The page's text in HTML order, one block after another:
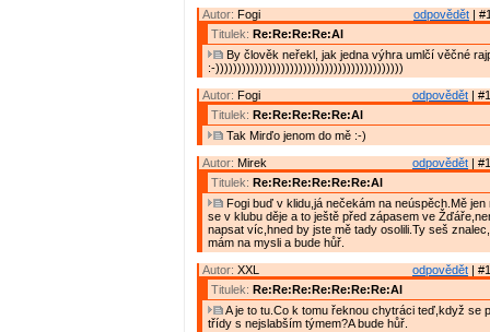
odpovědět |
Autor: Fogi
Titulek: Re:Re:Re:Re:Al
By člověk neřekl, jak jedna výhra umlčí věčné
:-)))))))))))))))))))))))))))))))))))))))))))
odpovědět |
Autor: Fogi
Titulek: Re:Re:Re:Re:Re:Al
Tak Mirďo jenom do mě :-)
odpovědět |
Autor: Mirek
Titulek: Re:Re:Re:Re:Re:Re:Al
Fogi buď v klidu,já nečekám na neúspěch.Mě
se v klubu děje a to ještě před zápasem ve
napsat víc,hned by jste mě tady osolili.Ty seš
mám na mysli a bude hůř.
odpovědět |
Autor: XXL
Titulek: Re:Re:Re:Re:Re:Re:Re:Al
A je to tu.Co k tomu řeknou chytráci teď,když se
třídy s nejslabším týmem?A bude hůř.